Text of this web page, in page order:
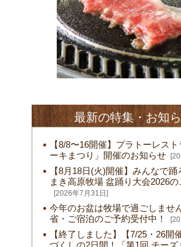
最新の特集・お知
【8/8〜16開催】プラトーレス
ーキまつり」開催のお知らせ
【8月18日(火)開催】みんなで踊
まき高原牧場 盆踊り大会2026の
[2026年7月31日]
今年のお盆は牧場で過ごしませ
省・ご宿泊のご予約受付中！
【終了しました】【7/25・26開